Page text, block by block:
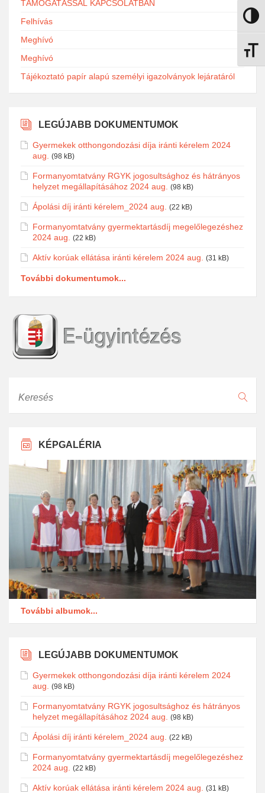
Nagy
TÁMOGATÁSSAL KAPCSOLATBAN
Felhívás
Meghívó
Meghívó
Tájékoztató papír alapú személyi igazolványok lejáratáról
LEGÚJABB DOKUMENTUMOK
Gyermekek otthongondozási díja iránti kérelem 2024
aug.
(98 kB)
Formanyomtatvány RGYK jogosultsághoz és hátrányos
helyzet megállapításához 2024 aug.
(98 kB)
Ápolási díj iránti kérelem_2024 aug. (22 kB)
Formanyomtatvány gyermektartásdíj megelőlegezéshez
2024 aug.
(22 kB)
Aktív korúak ellátása iránti kérelem 2024 aug. (31 kB)
További dokumentumok...
KÉPGALÉRIA
További albumok...
LEGÚJABB DOKUMENTUMOK
Gyermekek otthongondozási díja iránti kérelem 2024
aug.
(98 kB)
Formanyomtatvány RGYK jogosultsághoz és hátrányos
helyzet megállapításához 2024 aug.
(98 kB)
Ápolási díj iránti kérelem_2024 aug. (22 kB)
Formanyomtatvány gyermektartásdíj megelőlegezéshez
2024 aug.
(22 kB)
Aktív korúak ellátása iránti kérelem 2024 aug. (31 kB)